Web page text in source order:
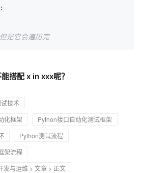
是它会遍历完
搭配 x in xxx呢？
技术
化框架
Python接口自动化测试框架
Python测试流程
架流程
发与运维 > 文章 > 正文